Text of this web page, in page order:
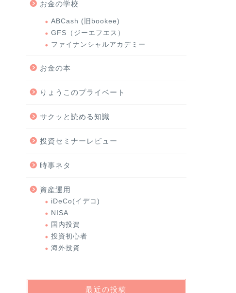
お金の学校
ABCash (旧bookee)
GFS（ジーエフエス）
ファイナンシャルアカデミー
お金の本
りょうこのプライベート
サクッと読める知識
投資セミナーレビュー
時事ネタ
資産運用
iDeCo(イデコ)
NISA
国内投資
投資初心者
海外投資
最近の投稿